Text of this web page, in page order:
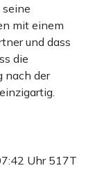
seine
mit einem
und dass
die
nach der
Uhr 517T